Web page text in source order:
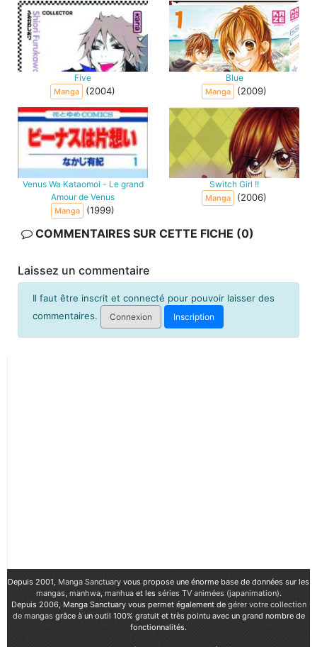
Five
Manga (2004)
Blue
Manga (2009)
Venus Wa Kataomoi - Le grand
Amour de Venus
Manga (1999)
Switch Girl !!
Manga (2006)
COMMENTAIRES SUR CETTE FICHE (0)
Laissez un commentaire
Il faut être inscrit et connecté pour pouvoir laisser des
commentaires.
Connexion Inscription
Depuis 2001, Manga Sanctuary vous propose une énorme base de données sur les
mangas, manhwa, manhuaet les séries TV animées (japanimation).
Depuis 2006, Manga Sanctuary vous permet également de gérer votre collection
de mangasgrâce à un outil 100% gratuit et très pointu avec un grand nombre de
fonctionnalités.